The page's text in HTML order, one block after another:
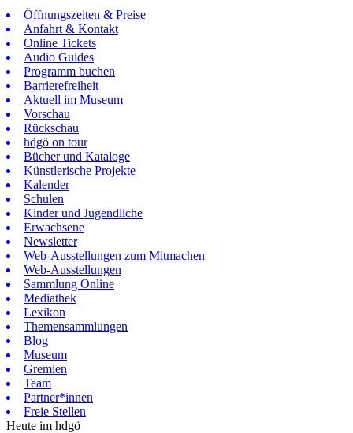
Öffnungszeiten & Preise
Anfahrt & Kontakt
Online Tickets
Audio Guides
Programm buchen
Barrierefreiheit
Aktuell im Museum
Vorschau
Rückschau
hdgö on tour
Bücher und Kataloge
Künstlerische Projekte
Kalender
Schulen
Kinder und Jugendliche
Erwachsene
Newsletter
Web-Ausstellungen zum Mitmachen
Web-Ausstellungen
Sammlung Online
Mediathek
Lexikon
Themensammlungen
Blog
Museum
Gremien
Team
Partner*innen
Freie Stellen
Heute im hdgö